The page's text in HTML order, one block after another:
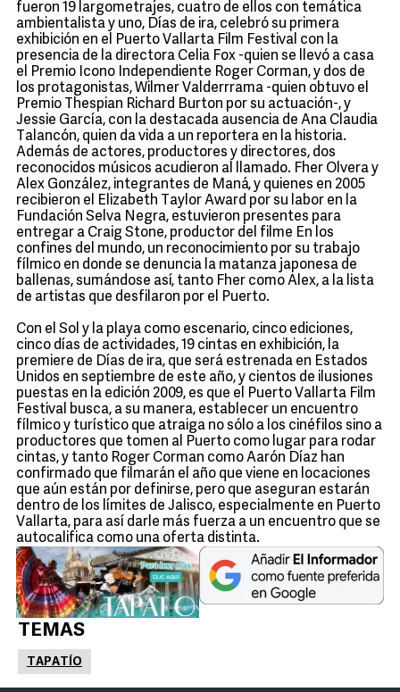
fueron 19 largometrajes, cuatro de ellos con temática
ambientalista y uno, Días de ira, celebró su primera
exhibición en el Puerto Vallarta Film Festival con la
presencia de la directora Celia Fox -quien se llevó a casa
el Premio Icono Independiente Roger Corman, y dos de
los protagonistas, Wilmer Valderrrama -quien obtuvo el
Premio Thespian Richard Burton por su actuación-, y
Jessie García, con la destacada ausencia de Ana Claudia
Talancón, quien da vida a un reportera en la historia.
Además de actores, productores y directores, dos
reconocidos músicos acudieron al llamado. Fher Olvera y
Alex González, integrantes de Maná, y quienes en 2005
recibieron el Elizabeth Taylor Award por su labor en la
Fundación Selva Negra, estuvieron presentes para
entregar a Craig Stone, productor del filme En los
confines del mundo, un reconocimiento por su trabajo
fílmico en donde se denuncia la matanza japonesa de
ballenas, sumándose así, tanto Fher como Alex, a la lista
de artistas que desfilaron por el Puerto.
Con el Sol y la playa como escenario, cinco ediciones,
cinco días de actividades, 19 cintas en exhibición, la
premiere de Días de ira, que será estrenada en Estados
Unidos en septiembre de este año, y cientos de ilusiones
puestas en la edición 2009, es que el Puerto Vallarta Film
Festival busca, a su manera, establecer un encuentro
fílmico y turístico que atraiga no sólo a los cinéfilos sino a
productores que tomen al Puerto como lugar para rodar
cintas, y tanto Roger Corman como Aarón Díaz han
confirmado que filmarán el año que viene en locaciones
que aún están por definirse, pero que aseguran estarán
dentro de los límites de Jalisco, especialmente en Puerto
Vallarta, para así darle más fuerza a un encuentro que se
autocalifica como una oferta distinta.
TEMAS
TAPATÍO